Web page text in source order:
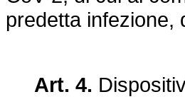
predetta infezione,
Art. 4.